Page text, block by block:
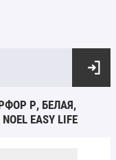
P, БЕЛАЯ,
EASY LIFE